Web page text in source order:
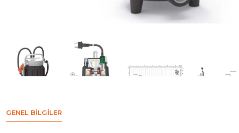
GENEL BILGILER